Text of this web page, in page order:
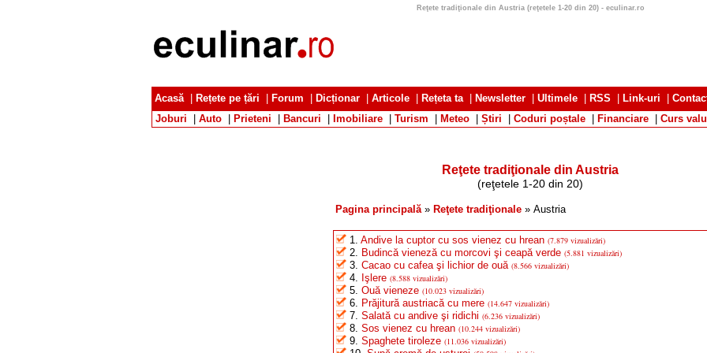
Reţete tradiţionale din Austria (reţetele 1-20 din 20) - eculinar.ro
Acasă| Rețete pe țări Forum Dicționar Articole Rețeta ta| Newsletter Ultimele RSS Link-uri
Joburi
Auto Prieteni Bancuri Imobiliare Turism Meteo Știri Coduri poștale Financiare Curs
Reţete tradiţionale din Austria
(reţetele 1-20 din 20)
Pagina principală» Reţete tradiţionale » Austria
1. Andive la cuptor cu sos vienez cu hrean (7.879 vizualizări)
2. Budincă vieneză cu morcovi şi ceapă verde (5.881 vizualizări)
3. Cacao cu cafea şi lichior de ouă (8.566 vizualizări)
4. Işlere (8.588 vizualizări)
5. Ouă vieneze (10.023 vizualizări)
6. Prăjitură austriacă cu mere (14.647 vizualizări)
7. Salată cu andive şi ridichi (6.236 vizualizări)
8. Sos vienez cu hrean (10.244 vizualizări)
9. Spaghete tiroleze (11.036 vizualizări)